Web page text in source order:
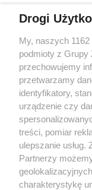
Drogi
My, naszych
podmioty z Grupy
przechowujemy
przetwarzamy
identyfikatory,
urządzenie czy
treści, pomiar
ulepszanie
Partnerzy
charakterystykę